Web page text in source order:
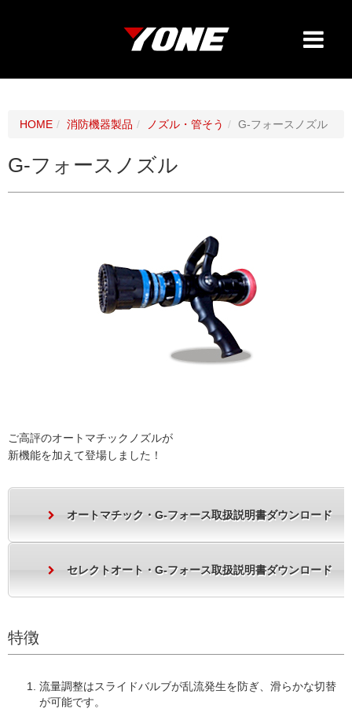
HOME 消防機器製品 ノズル・管そう G-フォースノズル
G-フォースノズル
ご高評のオートマチックノズルが
新機能を加えて登場しました！
オートマチック・G-フォース取扱説明書ダウンロード
セレクトオート・G-フォース取扱説明書ダウンロード
特徴
流量調整はスライドバルブが乱流発生を防ぎ、滑らかな切替
が可能です。